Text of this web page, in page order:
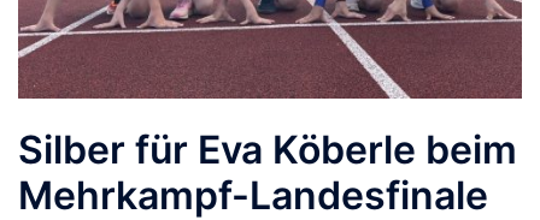
Silber für Eva Köberle beim
Mehrkampf-Landesfinale